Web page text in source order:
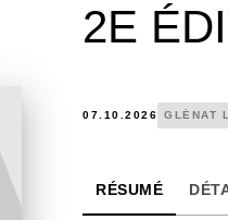
2E
07.10.2026 GLÉNAT
RÉSUMÉ